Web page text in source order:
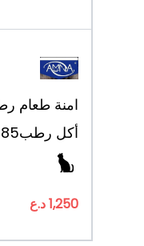
امنة طعام
أكل رطب85 غم
1,250 د.ع